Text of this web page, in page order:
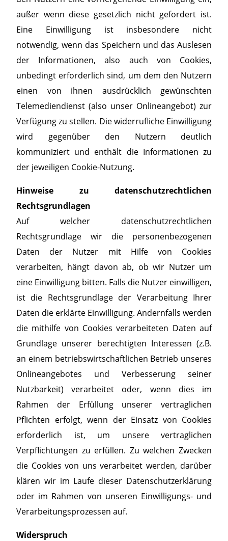
außer wenn diese gesetzlich nicht gefordert ist.
Eine Einwilligung ist insbesondere nicht
notwendig, wenn das Speichern und das Auslesen
der Informationen, also auch von Cookies,
unbedingt erforderlich sind, um dem den Nutzern
einen von ihnen ausdrücklich gewünschten
Telemediendienst (also unser Onlineangebot) zur
Verfügung zu stellen. Die widerrufliche Einwilligung
wird gegenüber den Nutzern deutlich
kommuniziert und enthält die Informationen zu
der jeweiligen Cookie-Nutzung.
Hinweise zu datenschutzrechtlichen
Rechtsgrundlagen
Auf welcher datenschutzrechtlichen
Rechtsgrundlage wir die personenbezogenen
Daten der Nutzer mit Hilfe von Cookies
verarbeiten, hängt davon ab, ob wir Nutzer um
eine Einwilligung bitten. Falls die Nutzer einwilligen,
ist die Rechtsgrundlage der Verarbeitung Ihrer
Daten die erklärte Einwilligung. Andernfalls werden
die mithilfe von Cookies verarbeiteten Daten auf
Grundlage unserer berechtigten Interessen (z.B.
an einem betriebswirtschaftlichen Betrieb unseres
Onlineangebotes und Verbesserung seiner
Nutzbarkeit) verarbeitet oder, wenn dies im
Rahmen der Erfüllung unserer vertraglichen
Pflichten erfolgt, wenn der Einsatz von Cookies
erforderlich ist, um unsere vertraglichen
Verpflichtungen zu erfüllen. Zu welchen Zwecken
die Cookies von uns verarbeitet werden, darüber
klären wir im Laufe dieser Datenschutzerklärung
oder im Rahmen von unseren Einwilligungs- und
Verarbeitungsprozessen auf.
Widerspruch